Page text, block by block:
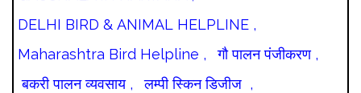
DELHI BIRD & ANIMAL HELPLINE ,
Maharashtra Bird Helpline ,
गौ पालन पंजीकरण ,
बकरी पालन व्यवसाय ,
लम्पी स्किन डिजीज ,